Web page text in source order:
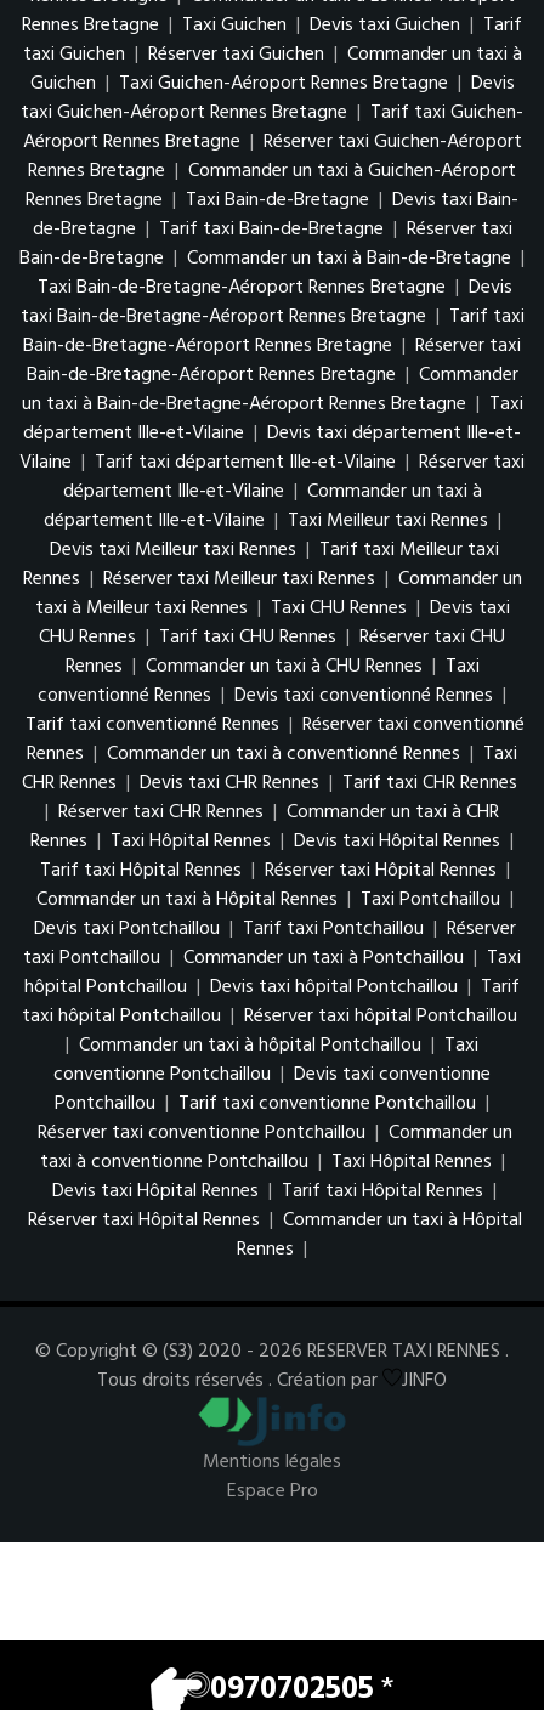
Rennes Bretagne | Taxi Guichen | Devis taxi Guichen | Tarif
taxi Guichen | Réserver taxi Guichen | Commander un taxi à
Guichen | Taxi Guichen-Aéroport Rennes Bretagne | Devis
taxi Guichen-Aéroport Rennes Bretagne | Tarif taxi Guichen-
Aéroport Rennes Bretagne | Réserver taxi Guichen-Aéroport
Rennes Bretagne | Commander un taxi à Guichen-Aéroport
Rennes Bretagne | Taxi Bain-de-Bretagne | Devis taxi Bain-
de-Bretagne | Tarif taxi Bain-de-Bretagne | Réserver taxi
Bain-de-Bretagne | Commander un taxi à Bain-de-Bretagne |
Taxi Bain-de-Bretagne-Aéroport Rennes Bretagne | Devis
taxi Bain-de-Bretagne-Aéroport Rennes Bretagne | Tarif taxi
Bain-de-Bretagne-Aéroport Rennes Bretagne | Réserver taxi
Bain-de-Bretagne-Aéroport Rennes Bretagne | Commander
un taxi à Bain-de-Bretagne-Aéroport Rennes Bretagne | Taxi
département Ille-et-Vilaine | Devis taxi département Ille-et-
Vilaine | Tarif taxi département Ille-et-Vilaine | Réserver taxi
département Ille-et-Vilaine | Commander un taxi à
département Ille-et-Vilaine | Taxi Meilleur taxi Rennes |
Devis taxi Meilleur taxi Rennes | Tarif taxi Meilleur taxi
Rennes | Réserver taxi Meilleur taxi Rennes | Commander un
taxi à Meilleur taxi Rennes | Taxi CHU Rennes | Devis taxi
CHU Rennes | Tarif taxi CHU Rennes | Réserver taxi CHU
Rennes | Commander un taxi à CHU Rennes | Taxi
conventionné Rennes | Devis taxi conventionné Rennes |
Tarif taxi conventionné Rennes | Réserver taxi conventionné
Rennes | Commander un taxi à conventionné Rennes | Taxi
CHR Rennes | Devis taxi CHR Rennes | Tarif taxi CHR Rennes
| Réserver taxi CHR Rennes | Commander un taxi à CHR
Rennes | Taxi Hôpital Rennes | Devis taxi Hôpital Rennes |
Tarif taxi Hôpital Rennes | Réserver taxi Hôpital Rennes |
Commander un taxi à Hôpital Rennes | Taxi Pontchaillou |
Devis taxi Pontchaillou | Tarif taxi Pontchaillou | Réserver
taxi Pontchaillou | Commander un taxi à Pontchaillou | Taxi
hôpital Pontchaillou | Devis taxi hôpital Pontchaillou | Tarif
taxi hôpital Pontchaillou | Réserver taxi hôpital Pontchaillou
| Commander un taxi à hôpital Pontchaillou | Taxi
conventionne Pontchaillou | Devis taxi conventionne
Pontchaillou | Tarif taxi conventionne Pontchaillou |
Réserver taxi conventionne Pontchaillou | Commander un
taxi à conventionne Pontchaillou | Taxi Hôpital Rennes |
Devis taxi Hôpital Rennes | Tarif taxi Hôpital Rennes |
Réserver taxi Hôpital Rennes | Commander un taxi à Hôpital
Rennes |
© Copyright © (S3) 2020 - 2026 RESERVER TAXI RENNES .
Tous droits réservés . Création par
JINFO
Mentions légales
Espace Pro
0970702505*